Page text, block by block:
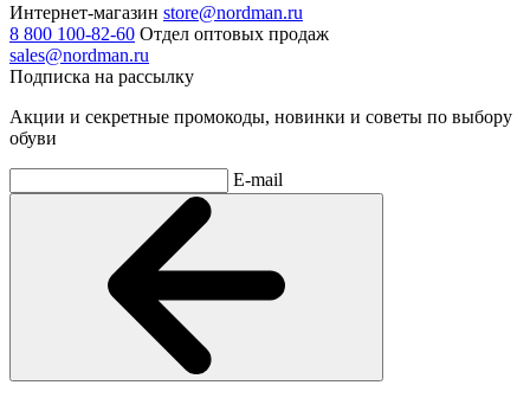
Интернет-магазин store@nordman.ru
8 800 100-82-60 Отдел оптовых продаж
sales@nordman.ru
Подписка на рассылку
Акции и секретные промокоды, новинки и советы по выбору
обуви
E-mail